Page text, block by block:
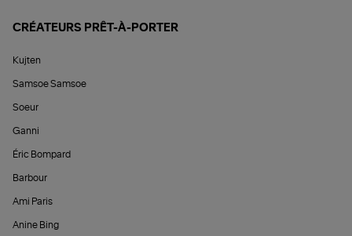
CRÉATEURS PRÊT-À-PORTER
Kujten
Samsoe Samsoe
Soeur
Ganni
Éric Bompard
Barbour
Ami Paris
Anine Bing